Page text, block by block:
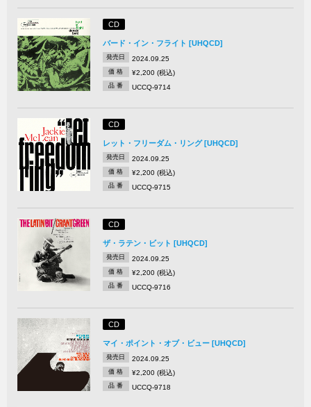
CD
バード・イン・フライト [UHQCD]
発売日 2024.09.25
価 格 ¥2,200 (税込)
品 番 UCCQ-9714
CD
レット・フリーダム・リング [UHQCD]
発売日 2024.09.25
価 格 ¥2,200 (税込)
品 番 UCCQ-9715
CD
ザ・ラテン・ビット [UHQCD]
発売日 2024.09.25
価 格 ¥2,200 (税込)
品 番 UCCQ-9716
CD
マイ・ポイント・オブ・ビュー [UHQCD]
発売日 2024.09.25
価 格 ¥2,200 (税込)
品 番 UCCQ-9718